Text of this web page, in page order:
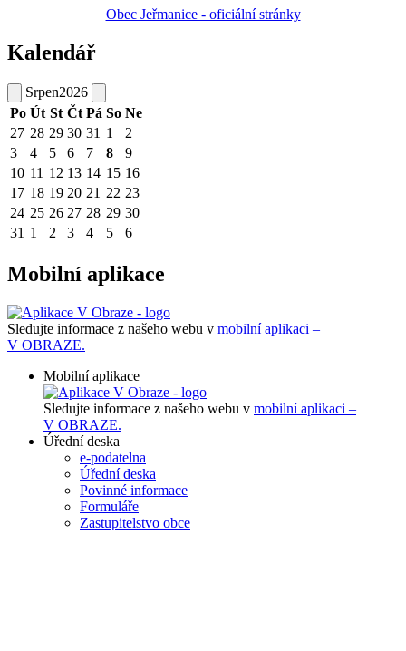
Obec Jeřmanice - oficiální stránky
Kalendář
Srpen2026
Po Út St Čt Pá So Ne
27 28 29 30 31 1
2
3
4 5 6 7 8
9
10 11 12 13 14 15 16
17 18 19 20 21 22 23
24 25 26 27 28 29 30
31 1 2 3 4 5 6
Mobilní aplikace
Sledujte informace z našeho webu v mobilní aplikaci –
V OBRAZE.
Mobilní aplikace
Sledujte informace z našeho webu v mobilní aplikaci –
V OBRAZE.
Úřední deska
e-podatelna
Úřední deska
Povinné informace
Formuláře
Zastupitelstvo obce